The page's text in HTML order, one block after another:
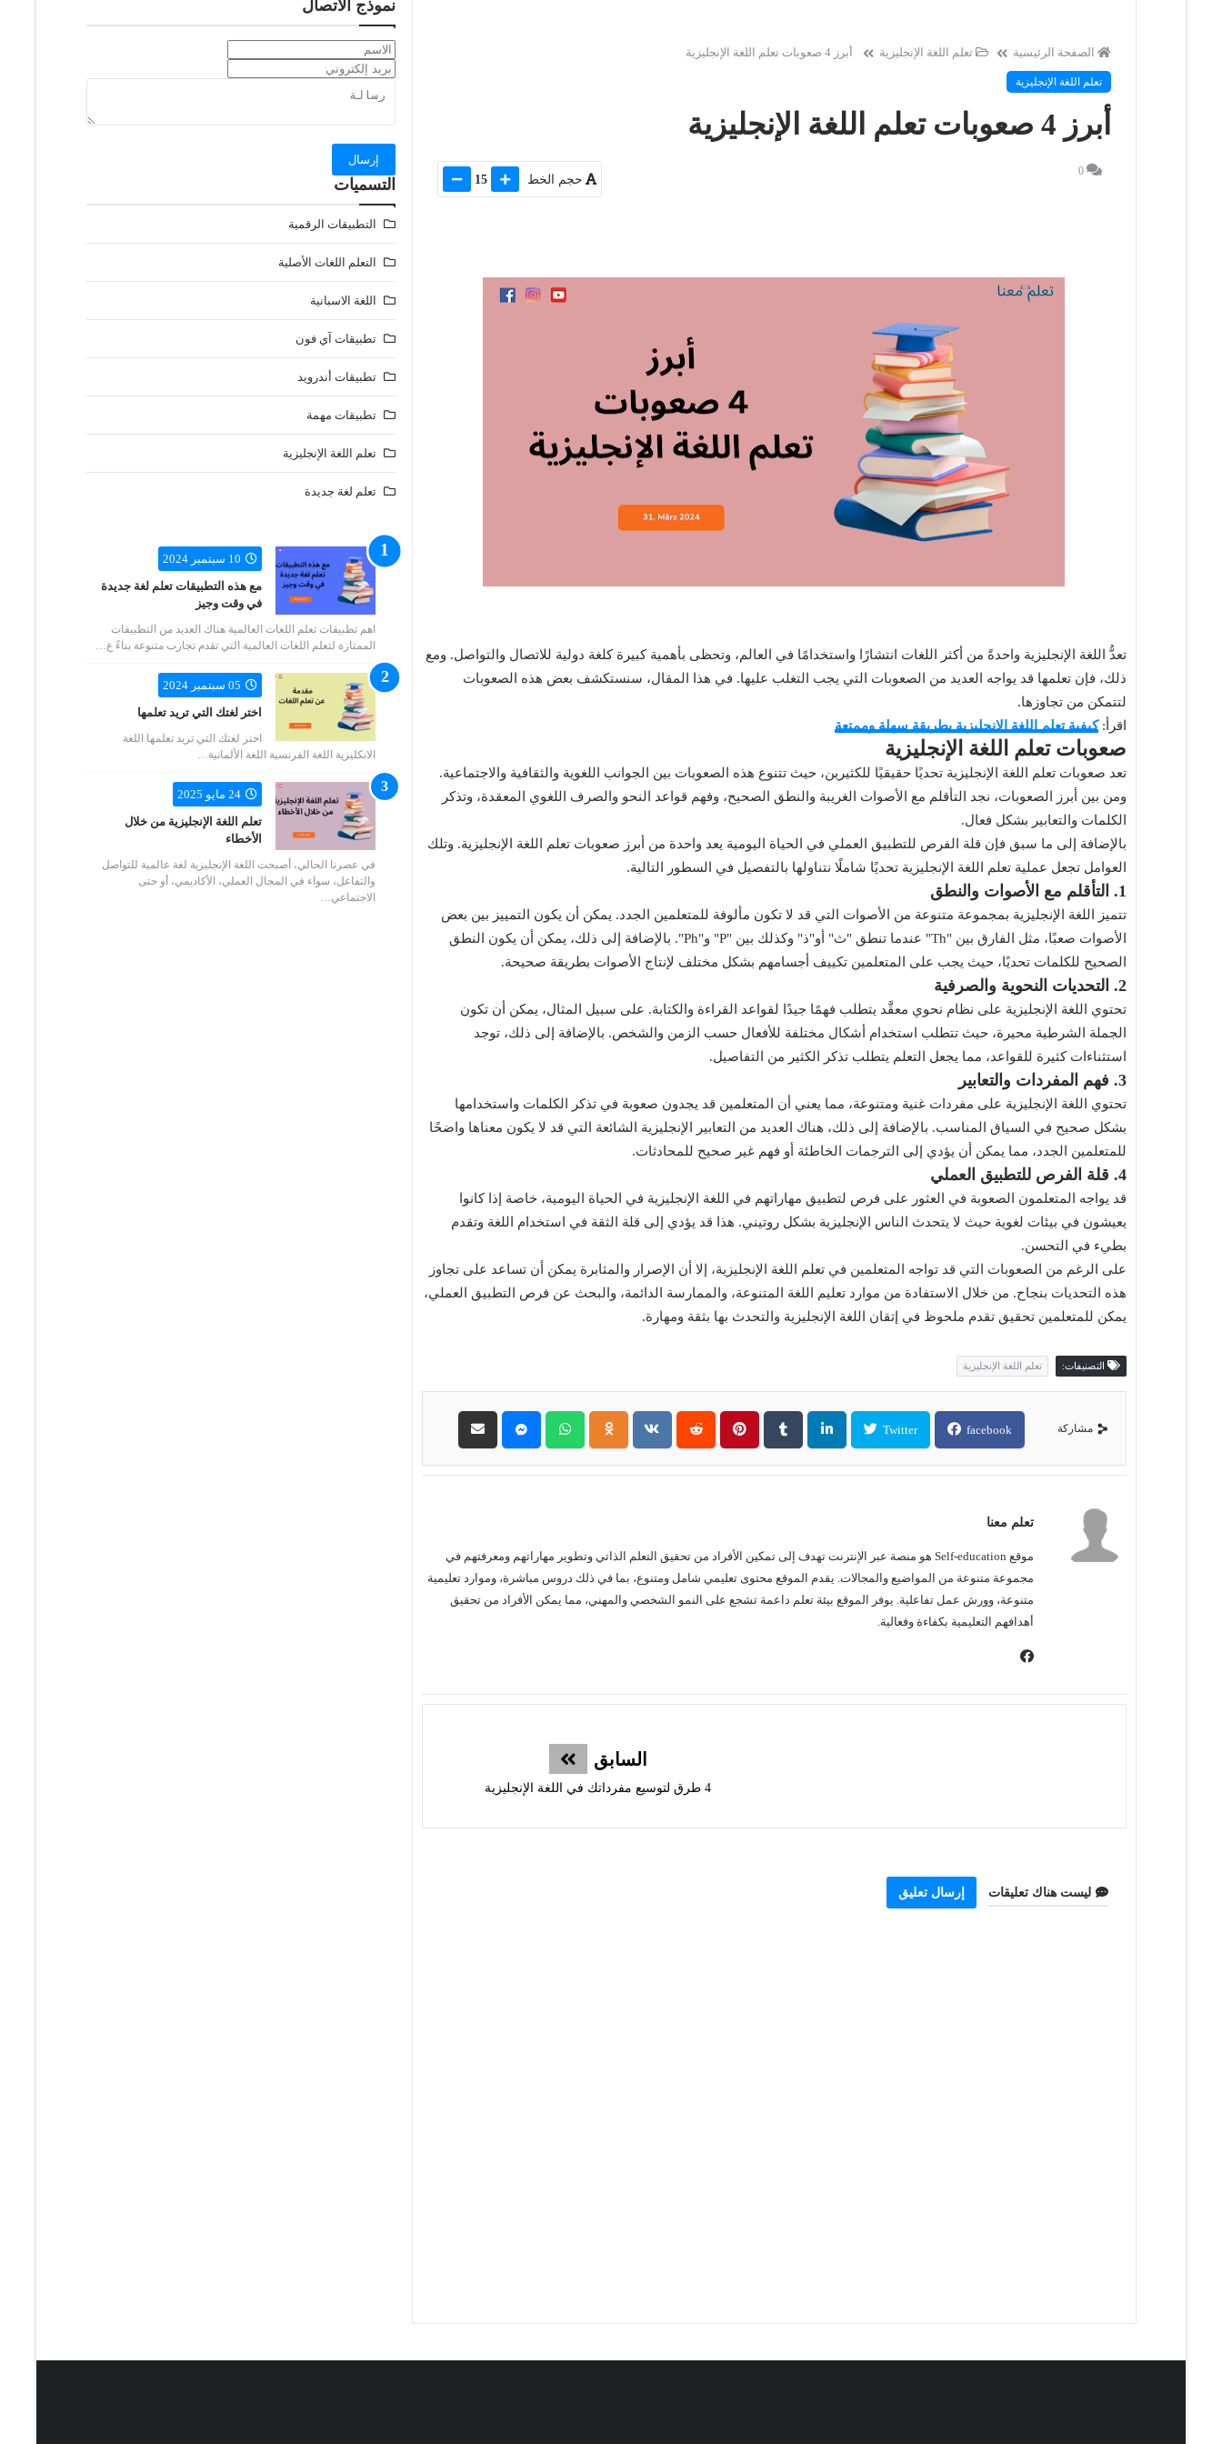
الصفحة الرئيسية تعلم اللغة الإنجليزية أبرز 4 صعوبات تعلم اللغة الإنجليزية
تعلم اللغة الإنجليزية
أبرز 4 صعوبات تعلم اللغة الإنجليزية
0
حجم الخط 15
تعدُّ اللغة الإنجليزية واحدةً من أكثر اللغات انتشارًا واستخدامًا في العالم، وتحظى بأهمية كبيرة كلغة دولية للاتصال والتواصل. ومع
ذلك، فإن تعلمها قد يواجه العديد من الصعوبات التي يجب التغلب عليها. في هذا المقال، سنستكشف بعض هذه الصعوبات
لتتمكن من تجاوزها.
اقرأ:كيفية تعلم اللغة الإنجليزية بطريقة سهلة وممتعة
صعوبات تعلم اللغة الإنجليزية
تعد صعوبات تعلم اللغة الإنجليزية تحديًا حقيقيًا للكثيرين، حيث تتنوع هذه الصعوبات بين الجوانب اللغوية والثقافية والاجتماعية.
ومن بين أبرز الصعوبات، نجد التأقلم مع الأصوات الغريبة والنطق الصحيح، وفهم قواعد النحو والصرف اللغوي المعقدة، وتذكر
الكلمات والتعابير بشكل فعال.
بالإضافة إلى ما سبق فإن قلة الفرص للتطبيق العملي في الحياة اليومية يعد واحدة من أبرز صعوبات تعلم اللغة الإنجليزية. وتلك
العوامل تجعل عملية تعلم اللغة الإنجليزية تحديًا شاملًا نتناولها بالتفصيل في السطور التالية.
1. التأقلم مع الأصوات والنطق
تتميز اللغة الإنجليزية بمجموعة متنوعة من الأصوات التي قد لا تكون مألوفة للمتعلمين الجدد. يمكن أن يكون التمييز بين بعض
الأصوات صعبًا، مثل الفارق بين "Th" عندما تنطق "ث" أو"ذ" وكذلك بين "P" و"Ph". بالإضافة إلى ذلك، يمكن أن يكون النطق
الصحيح للكلمات تحديًا، حيث يجب على المتعلمين تكييف أجسامهم بشكل مختلف لإنتاج الأصوات بطريقة صحيحة.
2. التحديات النحوية والصرفية
تحتوي اللغة الإنجليزية على نظام نحوي معقَّد يتطلب فهمًا جيدًا لقواعد القراءة والكتابة. على سبيل المثال، يمكن أن تكون
الجملة الشرطية محيرة، حيث تتطلب استخدام أشكال مختلفة للأفعال حسب الزمن والشخص. بالإضافة إلى ذلك، توجد
استثناءات كثيرة للقواعد، مما يجعل التعلم يتطلب تذكر الكثير من التفاصيل.
3. فهم المفردات والتعابير
تحتوي اللغة الإنجليزية على مفردات غنية ومتنوعة، مما يعني أن المتعلمين قد يجدون صعوبة في تذكر الكلمات واستخدامها
بشكل صحيح في السياق المناسب. بالإضافة إلى ذلك، هناك العديد من التعابير الإنجليزية الشائعة التي قد لا يكون معناها واضحًا
للمتعلمين الجدد، مما يمكن أن يؤدي إلى الترجمات الخاطئة أو فهم غير صحيح للمحادثات.
4. قلة الفرص للتطبيق العملي
قد يواجه المتعلمون الصعوبة في العثور على فرص لتطبيق مهاراتهم في اللغة الإنجليزية في الحياة اليومية، خاصة إذا كانوا
يعيشون في بيئات لغوية حيث لا يتحدث الناس الإنجليزية بشكل روتيني. هذا قد يؤدي إلى قلة الثقة في استخدام اللغة وتقدم
بطيء في التحسن.
على الرغم من الصعوبات التي قد تواجه المتعلمين في تعلم اللغة الإنجليزية، إلا أن الإصرار والمثابرة يمكن أن تساعد على تجاوز
هذه التحديات بنجاح. من خلال الاستفادة من موارد تعليم اللغة المتنوعة، والممارسة الدائمة، والبحث عن فرص التطبيق العملي،
يمكن للمتعلمين تحقيق تقدم ملحوظ في إتقان اللغة الإنجليزية والتحدث بها بثقة ومهارة.
التصنيفات: تعلم اللغة الإنجليزية
مشاركة facebook
Twitter
تعلم معنا
موقع Self-education هو منصة عبر الإنترنت تهدف إلى تمكين الأفراد من تحقيق التعلم الذاتي وتطوير مهاراتهم ومعرفتهم في
مجموعة متنوعة من المواضيع والمجالات. يقدم الموقع محتوى تعليمي شامل ومتنوع، بما في ذلك دروس مباشرة، وموارد تعليمية
متنوعة، وورش عمل تفاعلية. يوفر الموقع بيئة تعلم داعمة تشجع على النمو الشخصي والمهني، مما يمكن الأفراد من تحقيق
أهدافهم التعليمية بكفاءة وفعالية.
السابق
4 طرق لتوسيع مفرداتك في اللغة الإنجليزية
ليست هناك تعليقات إرسال تعليق
نموذج الاتصال
التسميات
التطبيقات الرقمية
التعلم اللغات الأصلية
اللغة الاسبانية
تطبيقات آي فون
تطبيقات أندرويد
تطبيقات مهمة
تعلم اللغة الإنجليزية
تعلم لغة جديدة
10 سبتمبر 2024
مع هذه التطبيقات تعلم لغة جديدة
في وقت وجيز
اهم تطبيقات تعلم اللغات العالمية هناك العديد من التطبيقات
الممتازة لتعلم اللغات العالمية التي تقدم تجارب متنوعة بناءً ع…
05 سبتمبر 2024
اختر لغتك التي تريد تعلمها
اختر لغتك التي تريد تعلمها اللغة
الانكليزية اللغة الفرنسية اللغة الألمانية…
24 مايو 2025
تعلم اللغة الإنجليزية من خلال
الأخطاء
في عصرنا الحالي، أصبحت اللغة الإنجليزية لغة عالمية للتواصل
والتفاعل، سواء في المجال العملي، الأكاديمي، أو حتى
الاجتماعي…